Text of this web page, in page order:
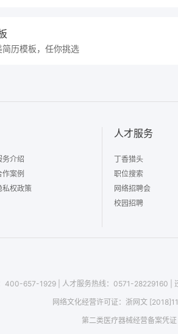
简历模板，任你挑选
务介绍
作案例
私权政策
人才服务
丁香猎头
职位搜索
网络招聘会
校园招聘
400-657-1929| 人才服务热线：0571-28229160
网络文化经营许可证： 浙网文
第二类医疗器械经营备案凭